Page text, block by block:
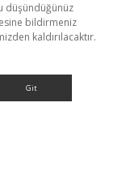
düşündüğünüz
bildirmeniz
kaldırılacaktır.